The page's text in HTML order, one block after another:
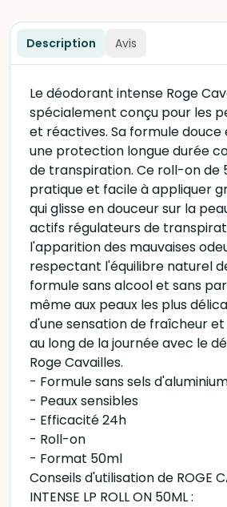
Description Avis
Le déodorant intense Roge
spécialement conçu pour les
et réactives. Sa formule
une protection longue durée
de transpiration. Ce roll-on de
pratique et facile à appliquer
qui glisse en douceur sur la
actifs régulateurs de
l'apparition des mauvaises
respectant l'équilibre naturel
formule sans alcool et sans
même aux peaux les plus
d'une sensation de fraîcheur
au long de la journée avec le
Roge Cavailles.
- Formule sans sels
- Peaux sensibles
- Efficacité 24h
- Roll-on
- Format 50ml
Conseils d'utilisation de ROGE
INTENSE LP ROLL ON 50ML :